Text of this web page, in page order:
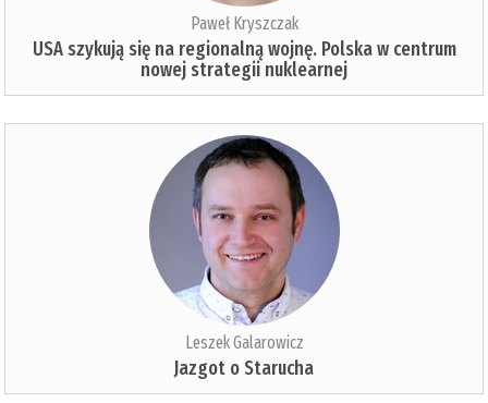
Paweł Kryszczak
USA szykują się na regionalną wojnę. Polska w centrum
nowej strategii nuklearnej
Leszek Galarowicz
Jazgot o Starucha